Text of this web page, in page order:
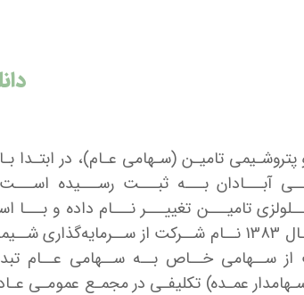
تامیـــن تغییـــر نـــام داده و
بــه تهــران منتقــل شــد. در ســال 1383 نــام
ســهامی خــاص بــه ســهامی عــام